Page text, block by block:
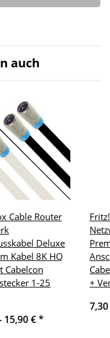
auch
Cable Router
Deluxe
Kabel 8K HQ
Cabelcon
1-25
15,90 €*
+